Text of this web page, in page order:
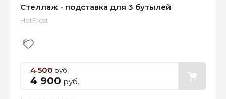
Стеллаж - подставка для 3 бутылей
HotFrost
4 500руб.
4 900 руб.